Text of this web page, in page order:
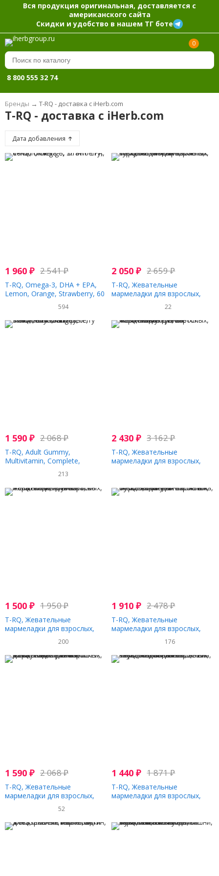
Вся продукция оригинальная, доставляется с
американского сайта
Скидки и удобство в нашем ТГ боте
0
8 800 555 32 74
Бренды → T-RQ - доставка с iHerb.com
T-RQ - доставка с iHerb.com
Дата добавления
1 960 ₽ 2 541₽
T-RQ, Omega-3, DHA + EPA,
Lemon, Orange, Strawberry, 60
594
2 050₽ 2 659₽
T-RQ, Жевательные
мармеладки для взрослых,
куркума + имбирь, манго, 60
жевательных таблеток
22
1 590 ₽ 2 068₽
T-RQ, Adult Gummy,
Multivitamin, Complete,
Strawberry Orange Cherry
Flavor, 60 Gummies
213
2 430₽ 3 162₽
T-RQ, Жевательные
мармеладки для взрослых,
1 500 ₽ 1 950₽
T-RQ, Жевательные
мармеладки для взрослых,
жевательных таблеток
200
1 910₽ 2 478₽
T-RQ, Жевательные
мармеладки для взрослых,
60 жевательных таблеток
176
1 590 ₽ 2 068₽
T-RQ, Жевательные
мармеладки для взрослых,
вкусом клубники, 60
жевательных таблеток
52
1 440₽ 1 871₽
T-RQ, Жевательные
мармеладки для взрослых,
жевательных таблеток